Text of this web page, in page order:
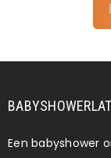
Een babyshower